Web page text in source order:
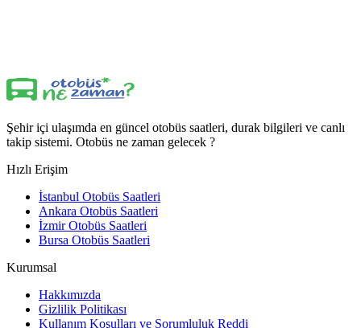
Şehir içi ulaşımda en güncel otobüs saatleri, durak bilgileri ve canlı
takip sistemi. Otobüs ne zaman gelecek ?
Hızlı Erişim
İstanbul Otobüs Saatleri
Ankara Otobüs Saatleri
İzmir Otobüs Saatleri
Bursa Otobüs Saatleri
Kurumsal
Hakkımızda
Gizlilik Politikası
Kullanım Koşulları ve Sorumluluk Reddi